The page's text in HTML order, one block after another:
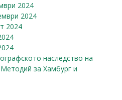
2024
2024
2024
наследство на
за Хамбург и